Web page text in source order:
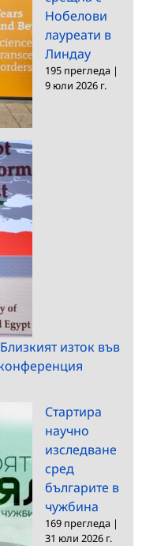
Нобелови
лауреати в
Линдау
195 прегледа |
9 юли 2026 г.
изток във
Стартира
научно
изследване
сред
българите в
чужбина
169 прегледа |
31 юли 2026 г.